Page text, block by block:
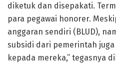
diketuk dan disepakati.
para pegawai honorer.
anggaran sendiri (BLUD),
subsidi dari pemerintah
kepada mereka,” tegasnya